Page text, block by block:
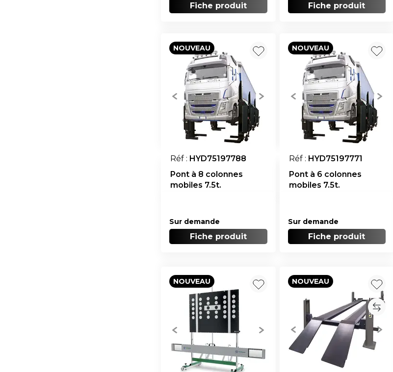
Fiche produit Fiche produit
NOUVEAU
Réf : HYD75197788
Pont à 8 colonnes
mobiles 7.5t.
Sur demande
Fiche produit
NOUVEAU
Réf : HYD75197771
Pont à 6 colonnes
mobiles 7.5t.
Sur demande
Fiche produit
NOUVEAU NOUVEAU